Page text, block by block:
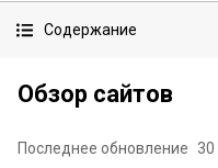
Содержание
Обзор сайтов
Последнее обновление 30